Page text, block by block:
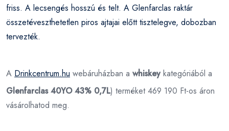
friss. A lecsengés hosszú és telt. A Glenfarclas raktár
összetéveszthetetlen piros ajtajai előtt tisztelegve, dobozban
tervezték.
A Drinkcentrum.hu webáruházban a whiskeykategóriából a
Glenfarclas 40YO 43% 0,7L) terméket 469 190 Ft-os áron
vásárolhatod meg.